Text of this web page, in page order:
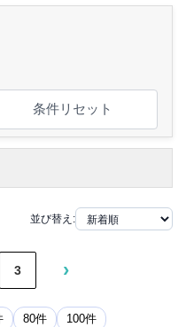
条件リセット
並び替え:
3 ›
80件 100件